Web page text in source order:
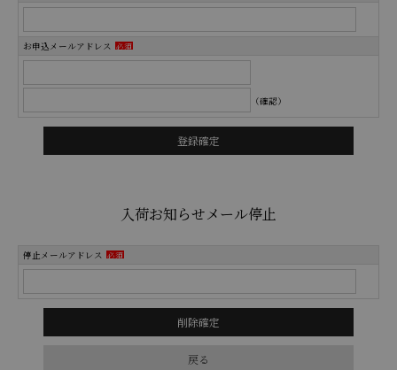
お申込メールアドレス 必須
（確認）
入荷お知らせメール停止
停止メールアドレス 必須